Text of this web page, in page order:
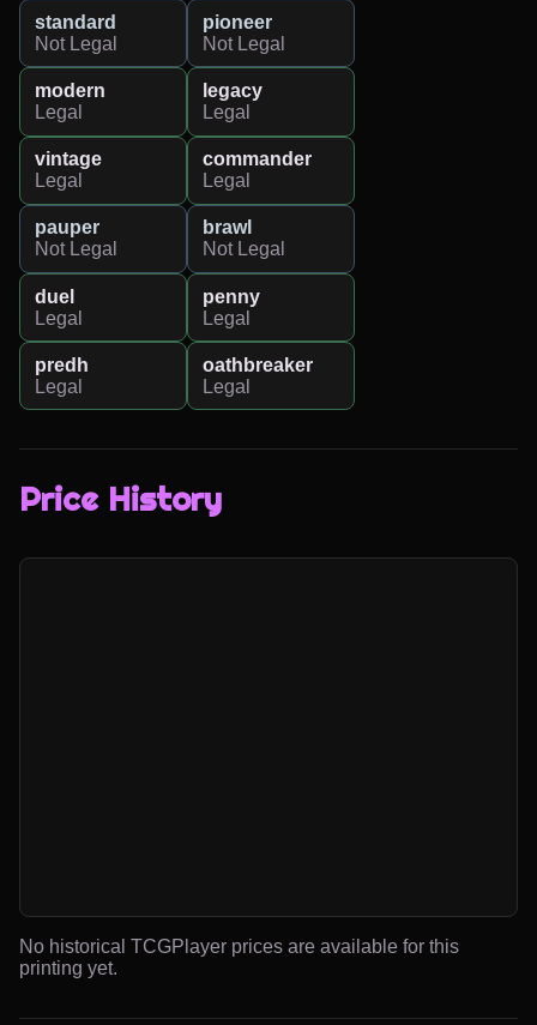
standard
Not Legal
pioneer
Not Legal
modern
Legal
legacy
Legal
vintage
Legal
commander
Legal
pauper
Not Legal
brawl
Not Legal
duel
Legal
penny
Legal
predh
Legal
oathbreaker
Legal
Price History
No historical TCGPlayer prices are available for this
printing yet.